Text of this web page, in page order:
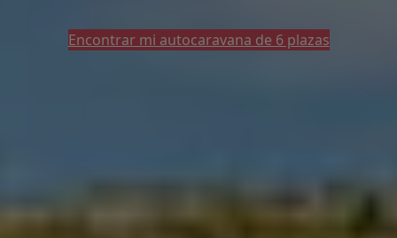
Encontrar mi autocaravana de 6 plazas